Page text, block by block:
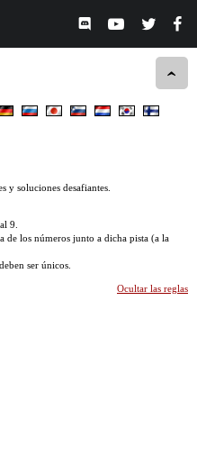
y soluciones desafiantes.
9.
de los números junto a dicha pista (a la
ser únicos.
Ocultar las reglas